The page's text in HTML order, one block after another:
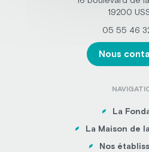
19200
05 55 46
Nous
La
La Maison de
Nos